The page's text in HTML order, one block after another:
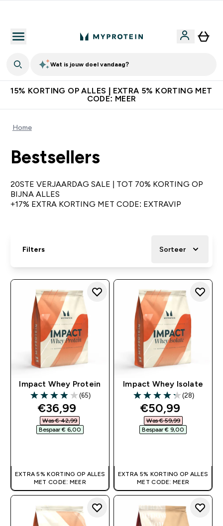
Wat is jouw doel vandaag?
15% KORTING OP ALLES | EXTRA 5% KORTING MET
CODE: MEER
Home
Bestsellers
20STE VERJAARDAG SALE | TOT 70% KORTING OP
BIJNA ALLES
+17% EXTRA KORTING MET CODE: EXTRAVIP
Filters Sorteer
Impact Whey Protein
3.95 out of 5 stars
(65)
discounted price
€36,99‎
Was € 42,99‎
Bespaar € 6,00‎
EXTRA 5% KORTING OP ALLES
MET CODE: MEER
Impact Whey Isolate
4.25 out of 5 stars
(28)
discounted
€50,99‎
Was € 59,99‎
Bespaar € 9,00‎
EXTRA 5% KORTING OP ALLES
MET CODE: MEER